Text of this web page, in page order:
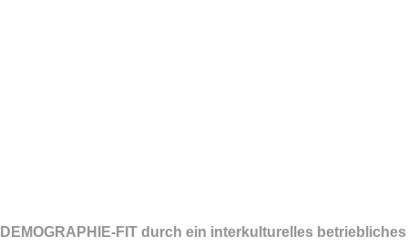
DEMOGRAPHIE-FIT durch ein interkulturelles betriebliches